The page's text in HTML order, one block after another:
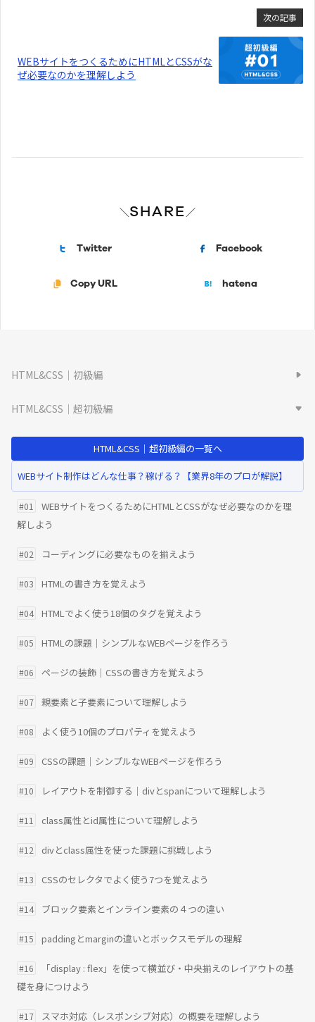
HTML&CSS｜初級編
HTML&CSS｜超初級編
HTML&CSS｜超初級編の一覧へ
WEBサイト制作はどんな仕事？稼げる？【業界8年のプロが解説】
#01
WEBサイトをつくるためにHTMLとCSSがなぜ必要なのかを理
解しよう
#02 コーディングに必要なものを揃えよう
#03 HTMLの書き方を覚えよう
#04 HTMLでよく使う18個のタグを覚えよう
#05 HTMLの課題｜シンプルなWEBページを作ろう
#06 ページの装飾｜CSSの書き方を覚えよう
#07 親要素と子要素について理解しよう
#08 よく使う10個のプロパティを覚えよう
#09 CSSの課題｜シンプルなWEBページを作ろう
#10 レイアウトを制御する｜divとspanについて理解しよう
#11 class属性とid属性について理解しよう
#12 divとclass属性を使った課題に挑戦しよう
#13 CSSのセレクタでよく使う7つを覚えよう
#14 ブロック要素とインライン要素の４つの違い
#15 paddingとmarginの違いとボックスモデルの理解
#16
「display : flex」を使って横並び・中央揃えのレイアウトの基
礎を身につけよう
#17 スマホ対応（レスポンシブ対応）の概要を理解しよう
次の記事
WEBサイトをつくるためにHTMLとCSSがな
ぜ必要なのかを理解しよう
＼SHARE／
Twitter Facebook
Copy URL hatena